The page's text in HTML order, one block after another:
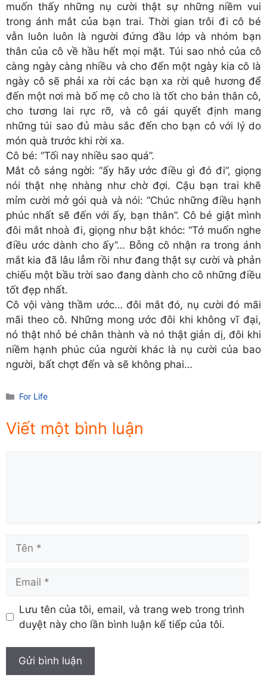
muốn thấy những nụ cười thật sự những niềm vui
trong ánh mắt của bạn trai. Thời gian trôi đi cô bé
vẫn luôn luôn là người đứng đầu lớp và nhóm bạn
thân của cô về hầu hết mọi mặt. Túi sao nhỏ của cô
càng ngày càng nhiều và cho đến một ngày kia cô là
ngày cô sẽ phải xa rời các bạn xa rời quê hương để
đến một nơi mà bố mẹ cô cho là tốt cho bản thân cô,
cho tương lai rực rỡ, và cô gái quyết định mang
những túi sao đủ màu sắc đến cho bạn cô với lý do
món quà trước khi rời xa.
Cô bé: “Tối nay nhiều sao quá”.
Mắt cô sáng ngời: “ấy hãy ước điều gì đó đi”, giọng
nói thật nhẹ nhàng như chờ đợi. Cậu bạn trai khẽ
mỉm cười mở gói quà và nói: “Chúc những điều hạnh
phúc nhất sẽ đến với ấy, bạn thân”. Cô bé giật mình
đôi mắt nhoà đi, giọng như bật khóc: “Tớ muốn nghe
điều ước dành cho ấy”… Bỗng cô nhận ra trong ánh
mắt kia đã lâu lẳm rồi như đang thật sự cười và phản
chiếu một bầu trời sao đang dành cho cô những điều
tốt đẹp nhất.
Cô vội vàng thầm ước… đôi mắt đó, nụ cười đó mãi
mãi theo cô. Những mong ước đôi khi không vĩ đại,
nó thật nhỏ bé chân thành và nó thật giản dị, đôi khi
niềm hạnh phúc của người khác là nụ cười của bao
người, bất chợt đến và sẽ không phai…
Danh
For Life
Viết một bình luận
Lưu tên của tôi, email, và trang web trong trình
duyệt này cho lần bình luận kế tiếp của tôi.